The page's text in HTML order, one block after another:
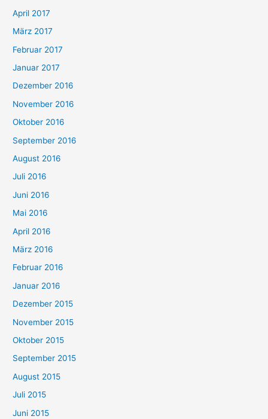
April 2017
März 2017
Februar 2017
Januar 2017
Dezember 2016
November 2016
Oktober 2016
September 2016
August 2016
Juli 2016
Juni 2016
Mai 2016
April 2016
März 2016
Februar 2016
Januar 2016
Dezember 2015
November 2015
Oktober 2015
September 2015
August 2015
Juli 2015
Juni 2015